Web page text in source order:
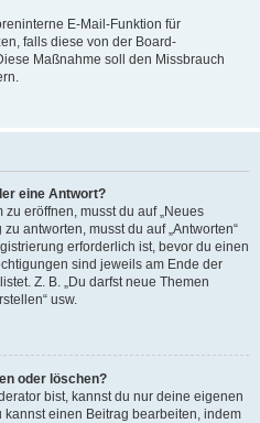
E-Mail-Funktion für
falls diese von der Board-
Maßnahme soll den Missbrauch
eine Antwort?
eröffnen, musst du auf „Neues
antworten, musst du auf „Antworten“
erforderlich ist, bevor du einen
sind jeweils am Ende der
Z. B. „Du darfst neue Themen
usw.
oder löschen?
bist, kannst du nur deine eigenen
einen Beitrag bearbeiten, indem